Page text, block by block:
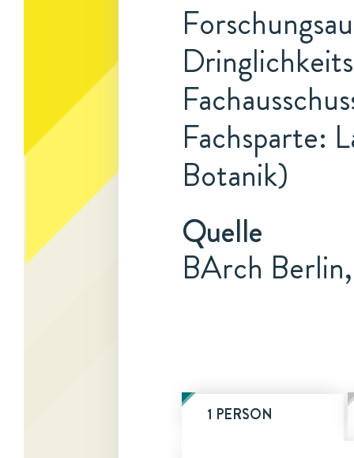
Fachsparte:
Botanik)
Quelle
BArch
1 PERSON